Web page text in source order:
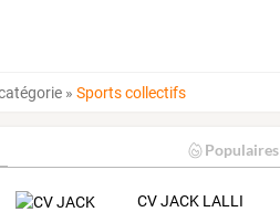
»Sports collectifs
Populaires
CV JACK LALLI